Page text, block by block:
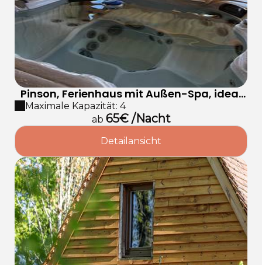
Pinson, Ferienhaus mit Außen-Spa, ideal
für Paare
Maximale Kapazität: 4
ab 65€ /Nacht
Detailansicht